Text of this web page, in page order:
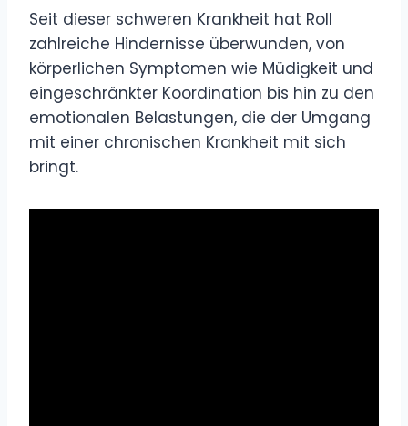
Seit dieser schweren Krankheit hat Roll
zahlreiche Hindernisse überwunden, von
körperlichen Symptomen wie Müdigkeit und
eingeschränkter Koordination bis hin zu den
emotionalen Belastungen, die der Umgang
mit einer chronischen Krankheit mit sich
bringt.